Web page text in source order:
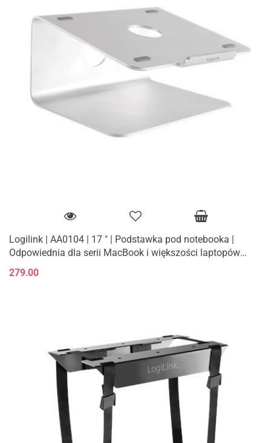
Logilink | AA0104 | 17 " | Podstawka pod notebooka |
Odpowiednia dla serii MacBook i większości laptopów
279.00